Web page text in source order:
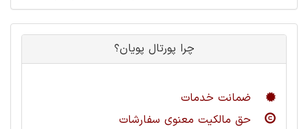
چرا پورتال پویان؟
ضمانت خدمات
حق مالکیت معنوی سفارشات